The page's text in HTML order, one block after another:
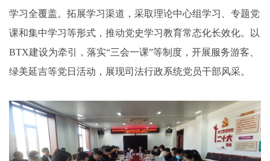
学习全覆盖。拓展学习渠道，采取理论中心组学习、专题党
课和集中学习等形式，推动党史学习教育常态化长效化。以
BTX建设为牵引，落实“三会一课”等制度，开展服务游客、
绿美延吉等党日活动，展现司法行政系统党员干部风采。